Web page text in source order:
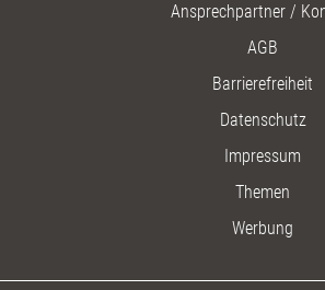
Ansprechpartner /
AGB
Barrierefreiheit
Datenschutz
Impressum
Themen
Werbung